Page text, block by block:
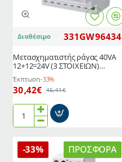
Διαθέσιμο 331GW96434
Μετασχηματιστής ράγας 40VA
12+12=24V (3 ΣΤΟΙΧΕΙΩΝ)
Έκπτωση-33%
30,42€ 45,41€
Μετασχηματιστής
40VA
12+12=24V
ΠΡΟΣΦΟΡΆ
-33%